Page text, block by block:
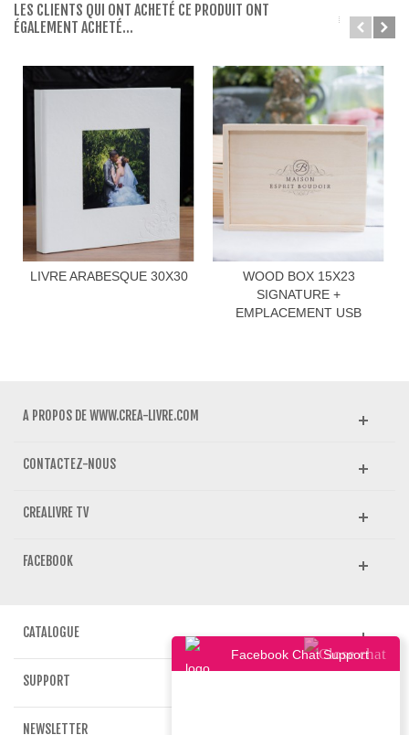
LES CLIENTS QUI ONT ACHETÉ CE PRODUIT ONT
ÉGALEMENT ACHETÉ...
LIVRE ARABESQUE 30X30
WOOD BOX 15X23
SIGNATURE +
EMPLACEMENT USB
A PROPOS DE WWW.CREA-LIVRE.COM
CONTACTEZ-NOUS
CREALIVRE TV
FACEBOOK
CATALOGUE
SUPPORT
NEWSLETTER
Facebook Chat Support